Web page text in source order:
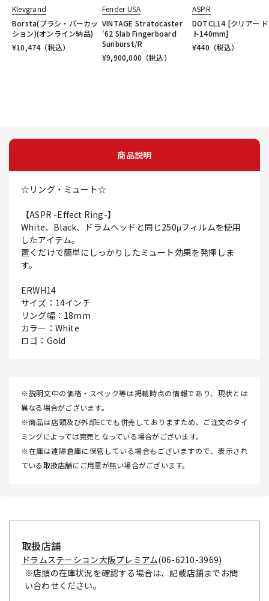
Klevgrand
Borsta(ブラシ・パーカッ
ション)(オンライン納品)
¥10,474（税込）
Fender USA
VINTAGE Stratocaster
'62 Slab Fingerboard
Sunburst/R
¥9,900,000 （税込）
ASPR
DOTCL14 [クリアー
ト140mm]
¥440 （税込）
商品説明
☆リング・ミュート☆
【ASPR -Effect Ring-】
White、Black、ドラムヘッドと同じ250μフィルムを使用
したアイテム。
置くだけで簡単にしっかりしたミュート効果を発揮しま
す。
ERWH14
サイズ：14インチ
リング幅：18mm
カラー：White
ロゴ：Gold
※説明文中の価格・スペック等は掲載時点の情報であり、現状とは
異なる場合がございます。
※商品は店頭及び外部ECでも併売しておりますため、ご注文のタイ
ミングによっては完売となっている場合がございます。
※在庫は遠隔倉庫に保管している場合もございますので、表示され
ている取扱店舗にご用意が無い場合がございます。
取扱店舗
ドラムステーション大阪プレミアム(06-6210-3969)
※店頭の在庫状況を確認する場合は、記載店舗までお問
い合わせください。